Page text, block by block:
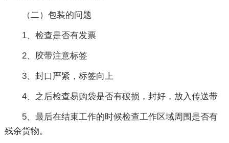
（二）包装的问题
1、检查是否有发票
2、胶带注意标签
3、封口严紧，标签向上
4、之后检查易购袋是否有破损，封好，放入传送带
5、最后在结束工作的时候检查工作区域周围是否有
残余货物。